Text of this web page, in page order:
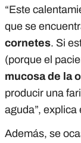
“Este
que se
cornetes. Si
(porque el
mucosa de la
producir una
aguda”, explica
Además, se